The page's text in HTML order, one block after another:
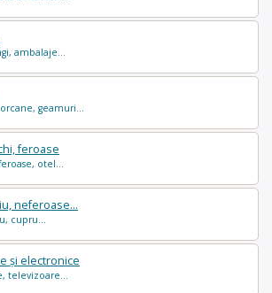
ambalaje...
geamuri...
feroase
otel...
neferoase...
cupru...
și electronice
televizoare...